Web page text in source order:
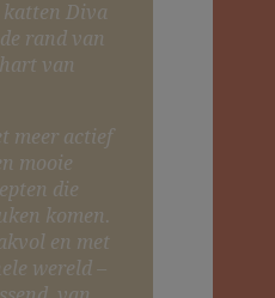
katten Diva
rand van
van
meer actief
mooie
die
komen.
en met
wereld –